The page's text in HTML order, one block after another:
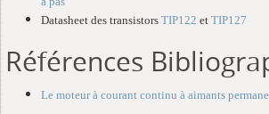
Datasheet des transistors TIP122 et TIP127
Références
Le moteur à courant continu à aimants